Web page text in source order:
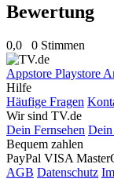
Bewertung
0,0 0 Stimmen
Appstore Playstore
Hilfe
Häufige Fragen
Wir sind TV.de
Dein Fernsehen
Bequem zahlen
PayPal VISA
AGB Datenschutz